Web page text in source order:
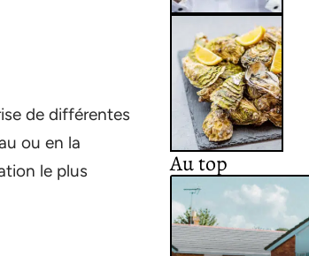
de différentes
ou en la
le plus
Au top